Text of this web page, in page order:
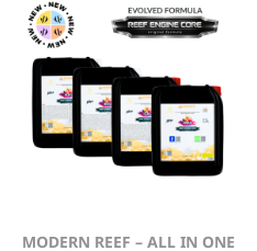
MODERN REEF – ALL IN ONE